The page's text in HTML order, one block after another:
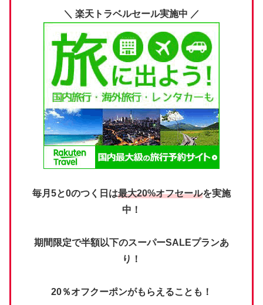
＼ 楽天トラベルセール実施中 ／
毎月5と0のつく日は最大20%オフセールを実施
中！
期間限定で半額以下のスーパーSALEプランあ
り！
20％オフクーポンがもらえることも！